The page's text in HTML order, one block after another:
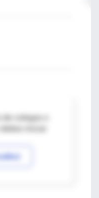
colegas o